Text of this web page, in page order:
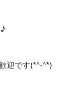
迎です(*^-^*)